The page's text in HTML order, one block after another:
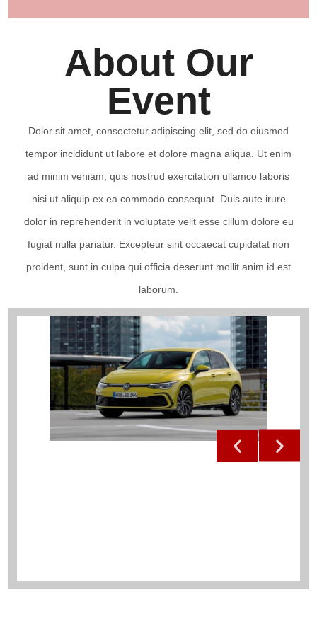
About Our
Event
Dolor sit amet, consectetur adipiscing elit, sed do eiusmod
tempor incididunt ut labore et dolore magna aliqua. Ut enim
ad minim veniam, quis nostrud exercitation ullamco laboris
nisi ut aliquip ex ea commodo consequat. Duis aute irure
dolor in reprehenderit in voluptate velit esse cillum dolore eu
fugiat nulla pariatur. Excepteur sint occaecat cupidatat non
proident, sunt in culpa qui officia deserunt mollit anim id est
laborum.